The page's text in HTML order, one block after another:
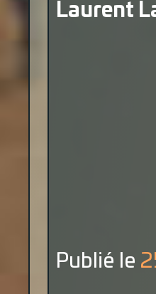
Laurent
Publié le